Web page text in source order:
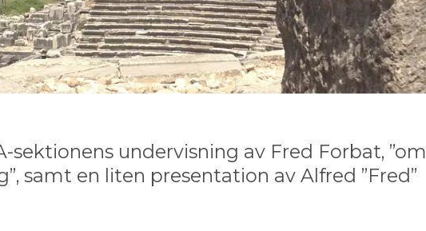
sektionens undervisning av Fred Forbat, ”om
samt en liten presentation av Alfred ”Fred”